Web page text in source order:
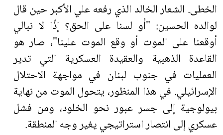
الخطى. الشعار الخالد الذي رفعه علي الأكبر حين قال
لوالده الحسين: "أو لسنا على الحق؟ إذًا لا نبالي
أوقعنا على الموت أو وقع الموت علينا"، صار هو
القاعدة الذهبية والعقيدة العسكرية التي تدير
العمليات في جنوب لبنان في مواجهة الاحتلال
الإسرائيلي. في هذا المنظور، يتحول الموت من نهاية
بيولوجية إلى جسر عبور نحو الخلود، ومن فشل
عسكري إلى انتصار استراتيجي يغير وجه المنطقة.